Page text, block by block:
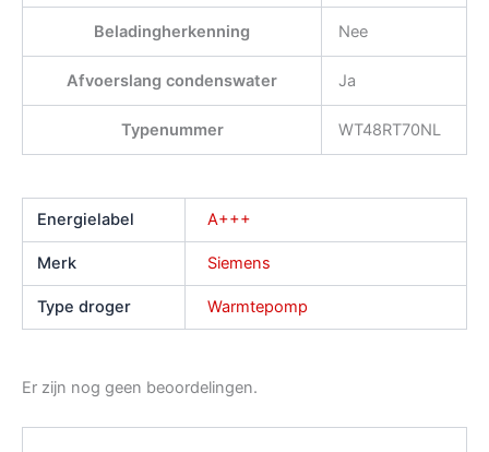
Beladingherkenning Nee
Afvoerslang condenswater Ja
Typenummer WT48RT70NL
Energielabel A+++
Merk Siemens
Type droger Warmtepomp
Er zijn nog geen beoordelingen.